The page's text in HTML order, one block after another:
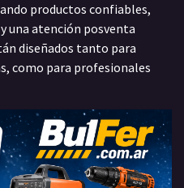
productos confiables,
una atención posventa
diseñados tanto para
como para profesionales